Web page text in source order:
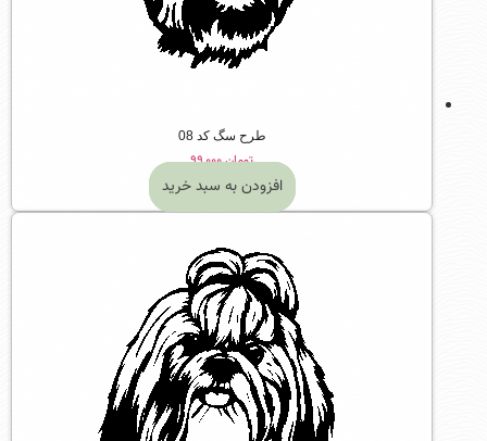
طرح سگ کد 08
تومان۹۹,۰۰۰
افزودن به سبد خرید